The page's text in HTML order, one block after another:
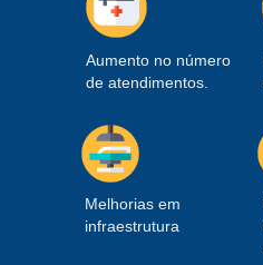
Aumento no número
de atendimentos.
Melhorias em
infraestrutura